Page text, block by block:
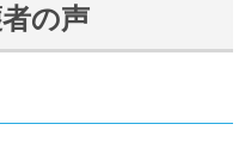
の声